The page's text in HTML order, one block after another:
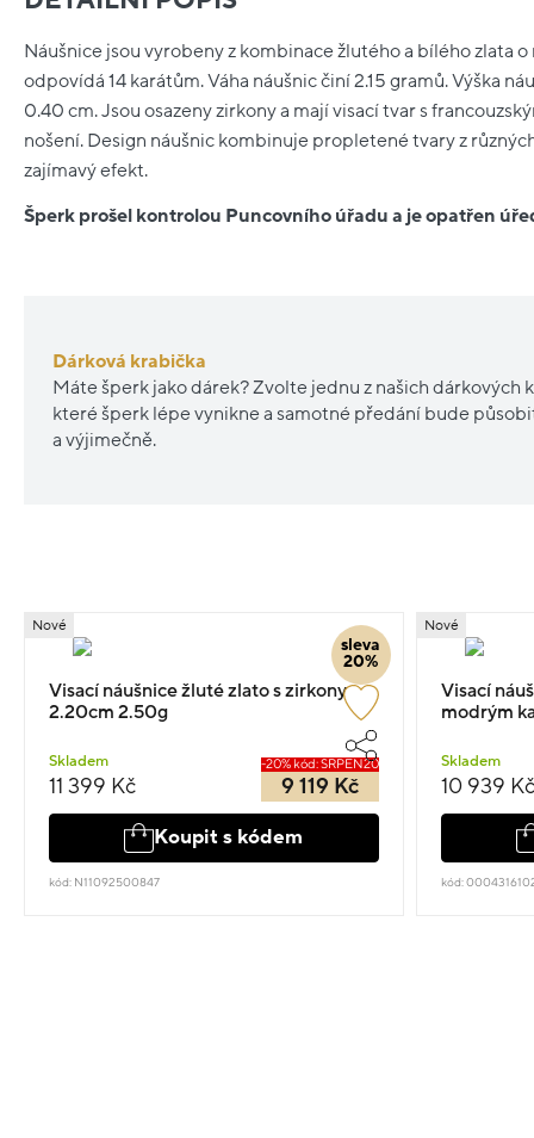
Náušnice jsou vyrobeny z kombinace žlutého a bílého zlata
odpovídá 14 karátům. Váha náušnic činí 2.15 gramů. Výška
0.40 cm. Jsou osazeny zirkony a mají visací tvar s
nošení. Design náušnic kombinuje propletené tvary z
zajímavý efekt.
Šperk prošel kontrolou Puncovního úřadu a je opatřen
Dárková krabička
Máte šperk jako dárek? Zvolte jednu z našich dárkových
které šperk lépe vynikne a samotné předání bude
a výjimečně.
sleva
20%
Nové
Visací náušnice žluté zlato s zirkony
2.20cm 2.50g
Skladem
11 399 Kč
-20% kód: SRPEN20
9 119 Kč
Koupit s kódem
kód: N11092500847
Nové
Visací
modrým
Skladem
10 939 Kč
kód: